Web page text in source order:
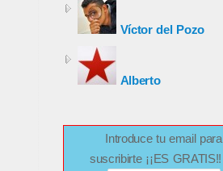
Víctor del Pozo
Alberto
Introduce tu email para
suscribirte ¡¡ES GRATIS!!